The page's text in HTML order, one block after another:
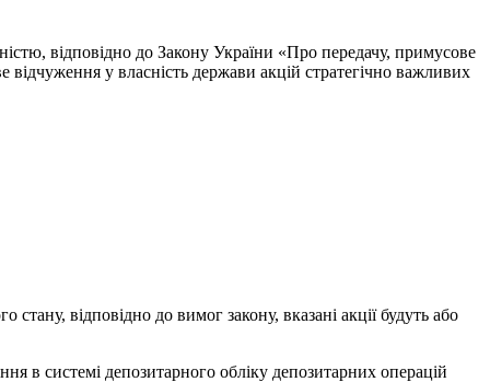
відповідно до Закону України «Про передачу, примусове
у власність держави акцій стратегічно важливих
відповідно до вимог закону, вказані акції будуть або
в системі депозитарного обліку депозитарних операцій